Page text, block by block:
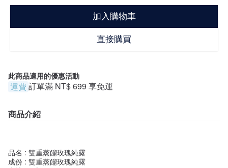
加入購物車
直接購買
此商品適用的優惠活動
運費 訂單滿 NT$ 699 享免運
商品介紹
品名 : 雙重蒸餾玫瑰純露
成份 : 雙重蒸餾玫瑰純露